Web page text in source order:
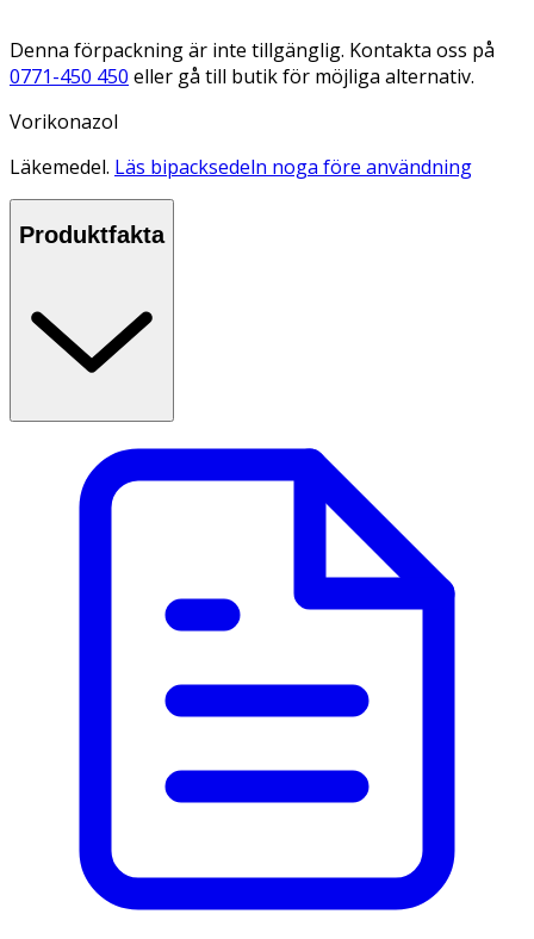
Denna förpackning är inte tillgänglig. Kontakta oss på
0771-450 450 eller gå till butik för möjliga alternativ.
Vorikonazol
Läkemedel. Läs bipacksedeln noga före användning
Produktfakta